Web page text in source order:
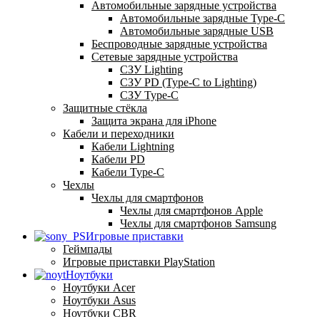
Автомобильные зарядные устройства
Автомобильные зарядные Type-C
Автомобильные зарядные USB
Беспроводные зарядные устройства
Сетевые зарядные устройства
СЗУ Lighting
СЗУ PD (Type-C to Lighting)
СЗУ Type-C
Защитные стёкла
Защита экрана для iPhone
Кабели и переходники
Кабели Lightning
Кабели PD
Кабели Type-C
Чехлы
Чехлы для смартфонов
Чехлы для смартфонов Apple
Чехлы для смартфонов Samsung
Игровые приставки
Геймпады
Игровые приставки PlayStation
Ноутбуки
Ноутбуки Acer
Ноутбуки Asus
Ноутбуки CBR